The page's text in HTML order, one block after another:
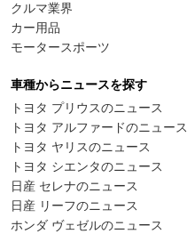
クルマ業界
カー用品
モータースポーツ
車種からニュースを探す
トヨタ プリウスのニュース
トヨタ アルファードのニュース
トヨタ ヤリスのニュース
トヨタ シエンタのニュース
日産 セレナのニュース
日産 リーフのニュース
ホンダ ヴェゼルのニュース